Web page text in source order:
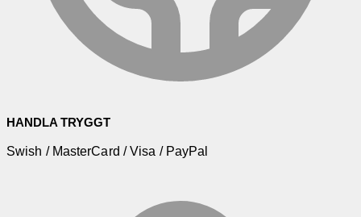
HANDLA TRYGGT
Swish / MasterCard / Visa / PayPal